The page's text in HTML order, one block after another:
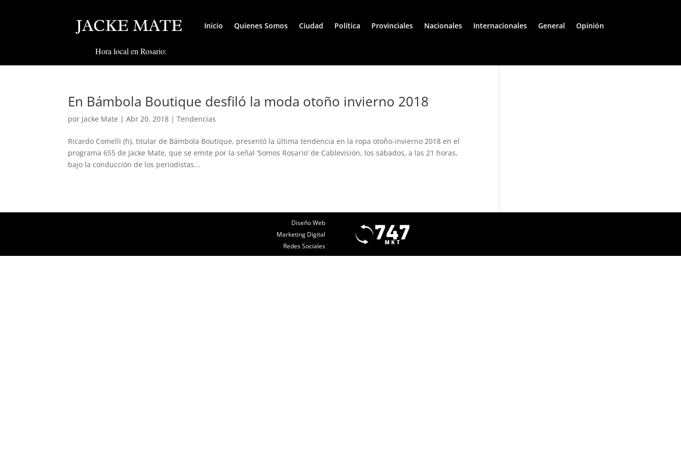
Inicio Quienes Somos Ciudad Política Provinciales Nacionales Internacionales General Opinión
Hora local en Rosario:
En Bámbola Boutique desfiló la moda otoño invierno 2018
por Jacke Mate |Abr 20, 2018 |Tendencias
Ricardo Comelli (h), titular de Bámbola Boutique, presentó la última tendencia en la ropa otoño-invierno 2018 en el
programa 655 de Jacke Mate, que se emite por la señal ‘Somos Rosario’ de Cablevisión, los sábados, a las 21 horas,
bajo la conducción de los periodistas...
Diseño Web
Marketing Digital
Redes Sociales